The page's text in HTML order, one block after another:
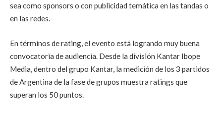
sea como sponsors o con publicidad temática en las tandas o
en las redes.
En términos de rating, el evento está logrando muy buena
convocatoria de audiencia. Desde la división Kantar Ibope
Media, dentro del grupo Kantar, la medición de los 3 partidos
de Argentina de la fase de grupos muestra ratings que
superan los 50 puntos.